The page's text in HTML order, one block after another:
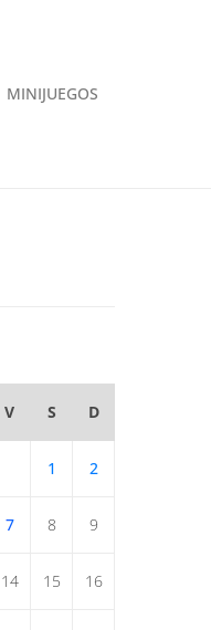
MINIJUEGOS
V S D
1 2
7 8 9
14 15 16